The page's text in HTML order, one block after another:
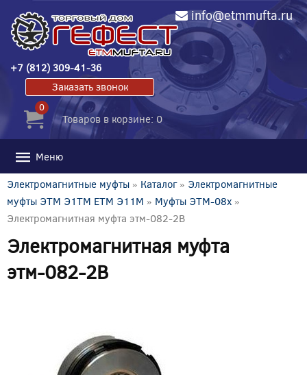
info@etmmufta.ru
+7 (812) 309-41-36
Заказать звонок
0
Товаров в корзине: 0
Меню
Электромагнитные муфты » Каталог» Электромагнитные
муфты ЭТМ Э1ТМ ETM Э11М » Муфты ЭТМ-08x »
Электромагнитная муфта этм-082-2В
Электромагнитная муфта
этм-082-2В